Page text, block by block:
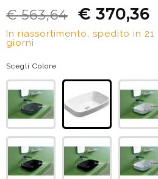
€ 563,64 € 370,36
In riassortimento, spedito in 21
giorni
Scegli Colore